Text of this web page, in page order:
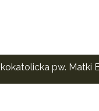
pw. Matki